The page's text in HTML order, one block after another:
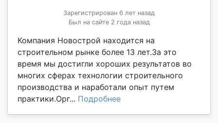
Зарегистрирован 6 лет назад
Был на сайте 2 года назад
Компания Новострой находится на
строительном рынке более 13 лет.За это
время мы достигли хороших результатов во
многих сферах технологии строительного
производства и наработали опыт путем
практики.Орг... Подробнее